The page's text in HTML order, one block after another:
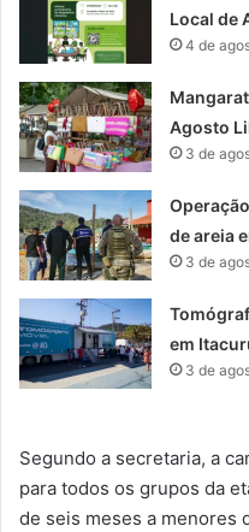
Local de
4 de
Agosto
3 de
de areia
3 de
em
3 de
Segundo a secretaria, a
para todos os grupos da
de seis meses a menores